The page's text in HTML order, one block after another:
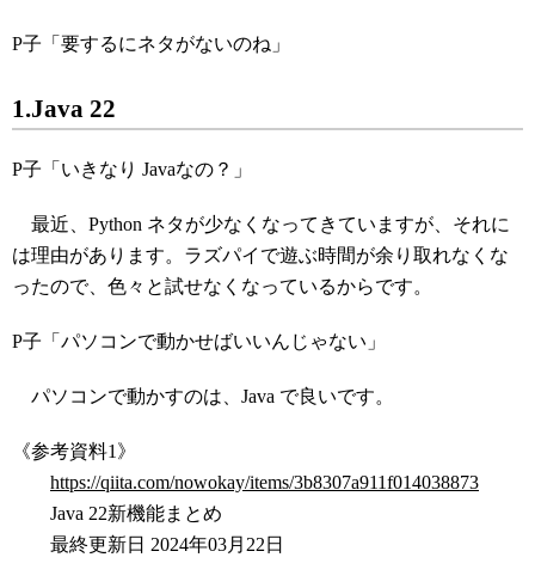
P子「要するにネタがないのね」
1.Java 22
P子「いきなり Javaなの？」
最近、Python ネタが少なくなってきていますが、それに
は理由があります。ラズパイで遊ぶ時間が余り取れなくな
ったので、色々と試せなくなっているからです。
P子「パソコンで動かせばいいんじゃない」
パソコンで動かすのは、Java で良いです。
《参考資料1》
https://qiita.com/nowokay/items/3b8307a911f014038873
Java 22新機能まとめ
最終更新日 2024年03月22日